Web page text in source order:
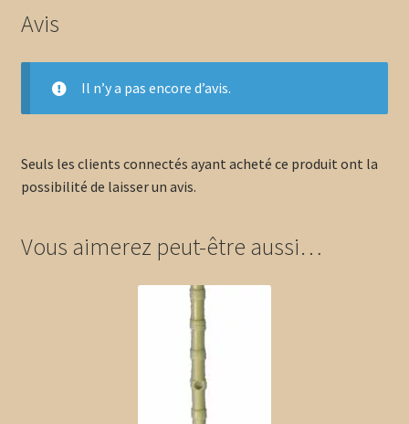
Avis
Il n’y a pas encore d’avis.
Seuls les clients connectés ayant acheté ce produit ont la
possibilité de laisser un avis.
Vous aimerez peut-être aussi…